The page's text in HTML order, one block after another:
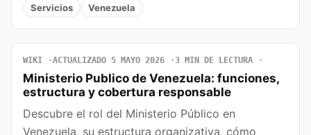
Servicios
Venezuela
WIKI ACTUALIZADO 5 MAYO 2026 3 MIN DE LECTURA
Ministerio Publico de Venezuela: funciones,
estructura y cobertura responsable
Descubre el rol del Ministerio Público en
Venezuela, su estructura organizativa, cómo